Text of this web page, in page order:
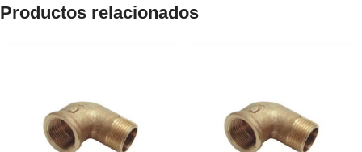
Productos relacionados